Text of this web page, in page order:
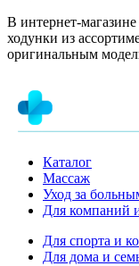
В интернет-
ходунки из
оригинальным
Каталог
Массаж
Уход за
Для компаний
Для спорта и
Для дома и